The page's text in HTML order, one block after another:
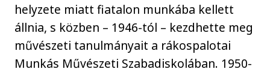
helyzete miatt fiatalon munkába kellett
állnia, s közben – 1946-tól – kezdhette meg
művészeti tanulmányait a rákospalotai
Munkás Művészeti Szabadiskolában. 1950-